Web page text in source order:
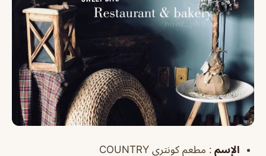
الإسم : مطعم كونتري COUNTRY